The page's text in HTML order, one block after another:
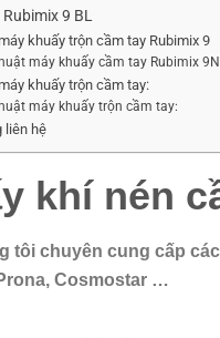
9 BL
khuấy trộn cầm tay Rubimix 9
máy khuấy cầm tay Rubimix
khuấy trộn cầm tay:
máy khuấy trộn cầm tay:
liên hệ
khí nén
tôi chuyên cung cấp
Cosmostar …